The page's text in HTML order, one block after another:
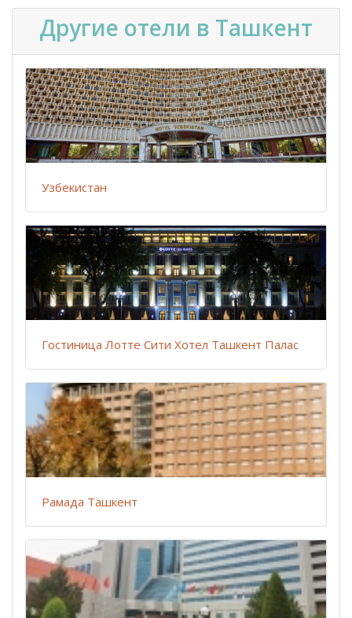
Другие отели в Ташкент
Узбекистан
Гостиница Лотте Сити Хотел Ташкент Палас
Рамада Ташкент